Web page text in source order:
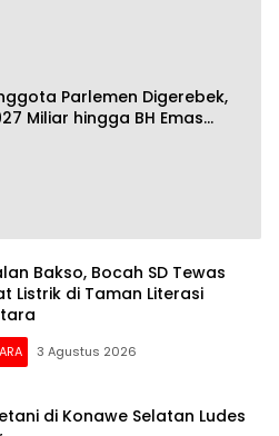
Parlemen Digerebek,
Miliar hingga BH Emas
Bakso, Bocah SD Tewas
Listrik di Taman Literasi
3 Agustus 2026
di Konawe Selatan Ludes